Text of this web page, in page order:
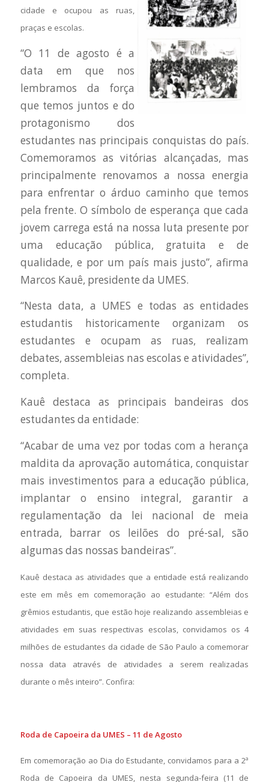
cidade e ocupou as ruas,
praças e escolas.
“O 11 de agosto é a
data em que nos
lembramos da força
que temos juntos e do
protagonismo dos
estudantes nas principais conquistas do país.
Comemoramos as vitórias alcançadas, mas
principalmente renovamos a nossa energia
para enfrentar o árduo caminho que temos
pela frente. O símbolo de esperança que cada
jovem carrega está na nossa luta presente por
uma educação pública, gratuita e de
qualidade, e por um país mais justo”, afirma
Marcos Kauê, presidente da UMES.
“Nesta data, a UMES e todas as entidades
estudantis historicamente organizam os
estudantes e ocupam as ruas, realizam
debates, assembleias nas escolas e atividades”,
completa.
Kauê destaca as principais bandeiras dos
estudantes da entidade:
“Acabar de uma vez por todas com a herança
maldita da aprovação automática, conquistar
mais investimentos para a educação pública,
implantar o ensino integral, garantir a
regulamentação da lei nacional de meia
entrada, barrar os leilões do pré-sal, são
algumas das nossas bandeiras”.
Kauê destaca as atividades que a entidade está realizando
este em mês em comemoração ao estudante: “Além dos
grêmios estudantis, que estão hoje realizando assembleias e
atividades em suas respectivas escolas, convidamos os 4
milhões de estudantes da cidade de São Paulo a comemorar
nossa data através de atividades a serem realizadas
durante o mês inteiro”. Confira:
Roda de Capoeira da UMES – 11 de Agosto
Em comemoração ao Dia do Estudante, convidamos para a 2ª
Roda de Capoeira da UMES, nesta segunda-feira (11 de